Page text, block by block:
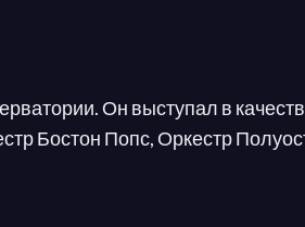
Он выступал в
Бостон Попс, Оркестр
искусств Цай,